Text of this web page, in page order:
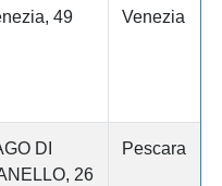
49 Venezia
DI
26
Pescara